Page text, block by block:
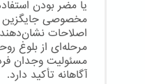
یا مضر بودن
مخصوصی
اصلاحات
مرحله‌ای از بلوغ
مسئولیت وجدان
آگاهانه تأکید دارد.